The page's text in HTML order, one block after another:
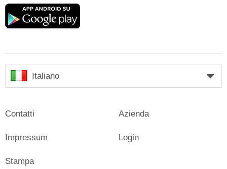
Google
Italiano
Contatti
Impressum
Stampa
Azienda
Login